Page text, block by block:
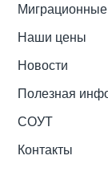
Миграционные
Наши цены
Новости
Полезная
СОУТ
Контакты